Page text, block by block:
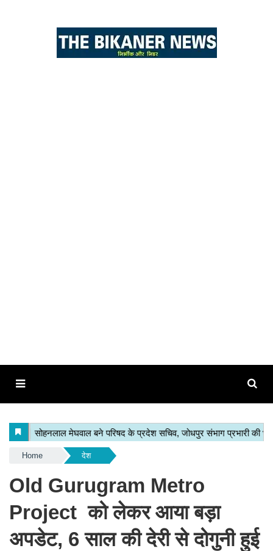
Home देश
Old Gurugram Metro
Project को लेकर आया बड़ा
अपडेट, 6 साल की देरी से दोगुनी हुई